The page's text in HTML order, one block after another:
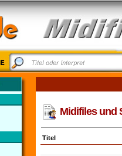
Midifiles und
Titel